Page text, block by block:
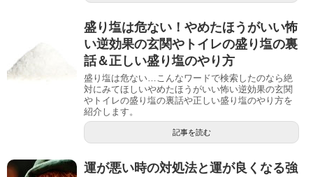
盛り塩は危ない！やめたほうがいい怖
い逆効果の玄関やトイレの盛り塩の裏
話＆正しい盛り塩のやり方
盛り塩は危ない…こんなワードで検索したのなら絶
対にみてほしいやめたほうがいい怖い逆効果の玄関
やトイレの盛り塩の裏話や正しい盛り塩のやり方を
紹介します。
記事を読む
運が悪い時の対処法と運が良くなる強